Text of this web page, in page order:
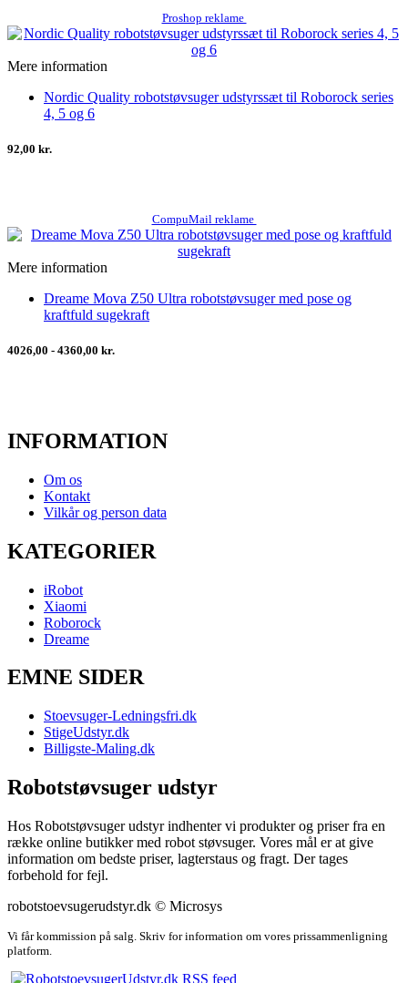
Proshop reklame
Mere information
Nordic Quality robotstøvsuger udstyrssæt til Roborock series
4, 5 og 6
92,00 kr.
CompuMail reklame
Mere information
Dreame Mova Z50 Ultra robotstøvsuger med pose og
kraftfuld sugekraft
4026,00 - 4360,00 kr.
INFORMATION
Om os
Kontakt
Vilkår og person data
KATEGORIER
iRobot
Xiaomi
Roborock
Dreame
EMNE SIDER
Stoevsuger-Ledningsfri.dk
StigeUdstyr.dk
Billigste-Maling.dk
Robotstøvsuger udstyr
Hos Robotstøvsuger udstyr indhenter vi produkter og priser fra en
række online butikker med robot støvsuger. Vores mål er at give
information om bedste priser, lagterstaus og fragt. Der tages
forbehold for fejl.
robotstoevsugerudstyr.dk © Microsys
Vi får kommission på salg. Skriv for information om vores prissammenligning
platform.